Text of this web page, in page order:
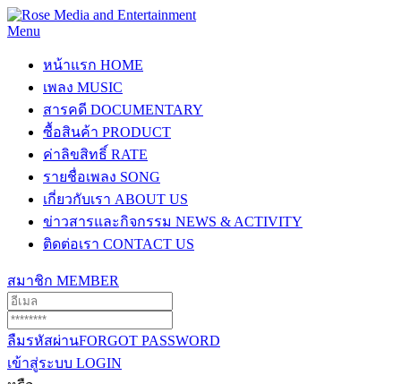
Menu
หน้าแรก HOME
เพลง MUSIC
สารคดี DOCUMENTARY
ซื้อสินค้า PRODUCT
ค่าลิขสิทธิ์ RATE
รายชื่อเพลง SONG
เกี่ยวกับเรา ABOUT US
ข่าวสารและกิจกรรม NEWS & ACTIVITY
ติดต่อเรา CONTACT US
สมาชิก MEMBER
ลืมรหัสผ่านFORGOT PASSWORD
เข้าสู่ระบบ LOGIN